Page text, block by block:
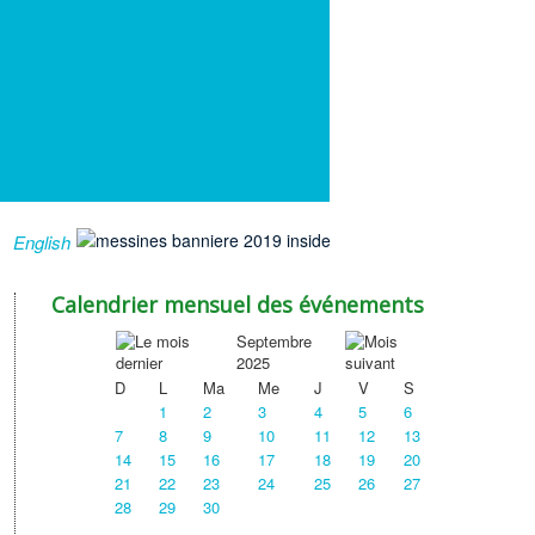
English
Calendrier mensuel des événements
Septembre
2025
D
L Ma Me J V
S
1
2 3 4 5
6
7
8 9 10 11 12
13
14
15 16 17 18 19
20
21
22 23 24 25 26
27
28
29 30